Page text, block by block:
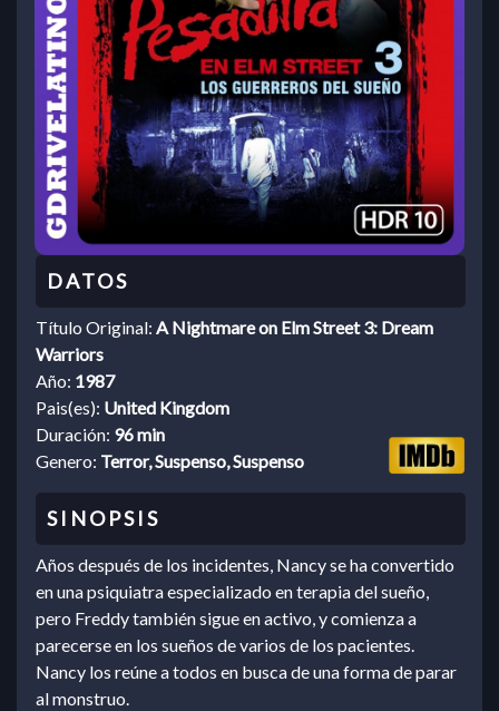
Título Original: A Nightmare on Elm Street 3: Dream
Warriors
Año: 1987
Pais(es): United Kingdom
Duración: 96 min
Genero: Terror, Suspenso, Suspenso
Años después de los incidentes, Nancy se ha convertido
en una psiquiatra especializado en terapia del sueño,
pero Freddy también sigue en activo, y comienza a
parecerse en los sueños de varios de los pacientes.
Nancy los reúne a todos en busca de una forma de parar
al monstruo.